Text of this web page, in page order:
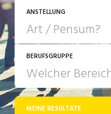
ANSTELLUNG
JOB-TYP
Festanstellung
BERUFSGRUPPE
MEINE RESULTATE